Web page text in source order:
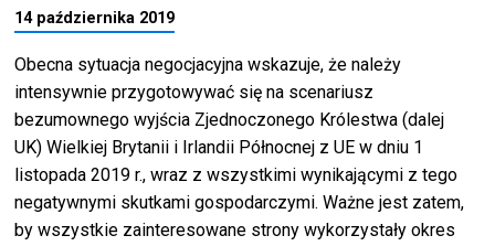
14 października 2019
Obecna sytuacja negocjacyjna wskazuje, że należy
intensywnie przygotowywać się na scenariusz
bezumownego wyjścia Zjednoczonego Królestwa (dalej
UK) Wielkiej Brytanii i Irlandii Północnej z UE w dniu 1
listopada 2019 r., wraz z wszystkimi wynikającymi z tego
negatywnymi skutkami gospodarczymi. Ważne jest zatem,
by wszystkie zainteresowane strony wykorzystały okres